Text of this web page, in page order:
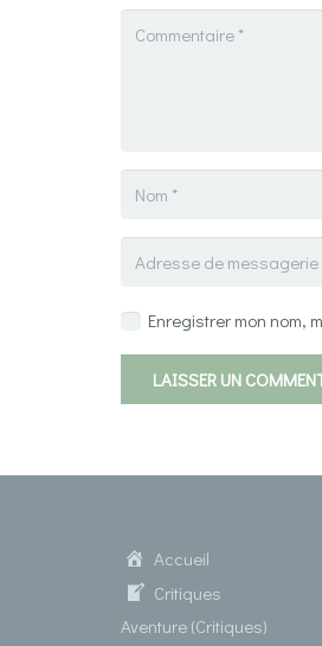
Enregistrer mon nom,
LAISSER UN
Accueil
Critiques
Aventure (Critiques)